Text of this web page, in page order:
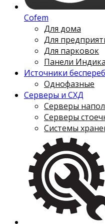
Cofem
Для дома
Для
Для парковок
Панели
Источники
Однофазные
Серверы и СХД
Серверы
Серверы
Системы